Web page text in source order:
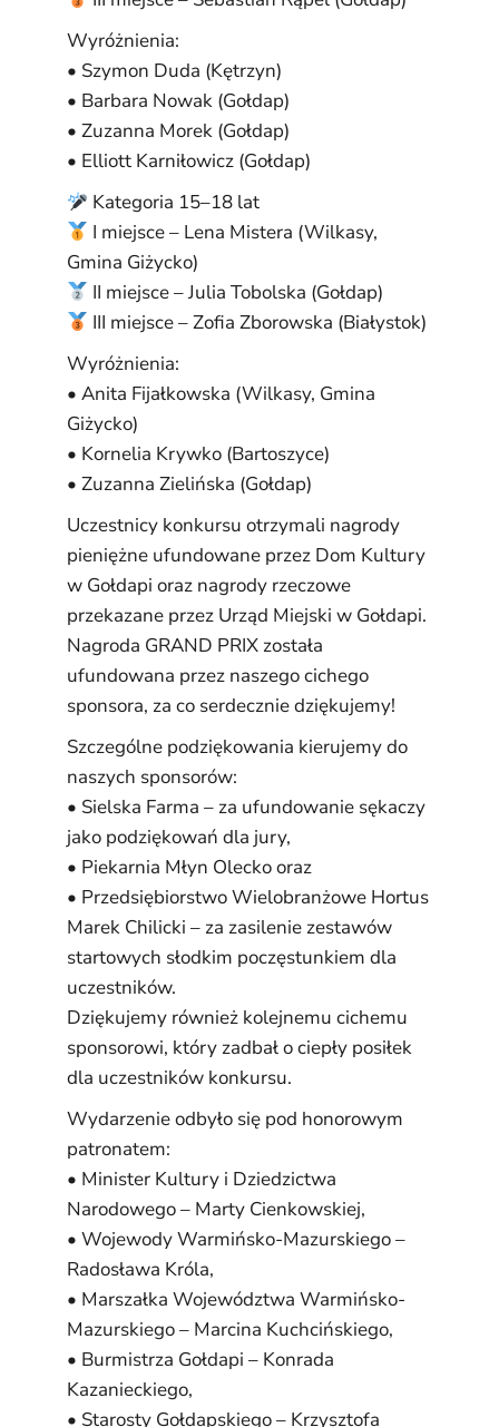
Wyróżnienia:
• Szymon Duda (Kętrzyn)
• Barbara Nowak (Gołdap)
• Zuzanna Morek (Gołdap)
• Elliott Karniłowicz (Gołdap)
Kategoria 15–18 lat
I miejsce – Lena Mistera (Wilkasy,
Gmina Giżycko)
II miejsce – Julia Tobolska (Gołdap)
III miejsce – Zofia Zborowska (Białystok)
Wyróżnienia:
• Anita Fijałkowska (Wilkasy, Gmina
Giżycko)
• Kornelia Krywko (Bartoszyce)
• Zuzanna Zielińska (Gołdap)
Uczestnicy konkursu otrzymali nagrody
pieniężne ufundowane przez Dom Kultury
w Gołdapi oraz nagrody rzeczowe
przekazane przez Urząd Miejski w Gołdapi.
Nagroda GRAND PRIX została
ufundowana przez naszego cichego
sponsora, za co serdecznie dziękujemy!
Szczególne podziękowania kierujemy do
naszych sponsorów:
• Sielska Farma – za ufundowanie sękaczy
jako podziękowań dla jury,
• Piekarnia Młyn Oleckooraz
• Przedsiębiorstwo Wielobranżowe Hortus
Marek Chilicki – za zasilenie zestawów
startowych słodkim poczęstunkiem dla
uczestników.
Dziękujemy również kolejnemu cichemu
sponsorowi, który zadbał o ciepły posiłek
dla uczestników konkursu.
Wydarzenie odbyło się pod honorowym
patronatem:
• Minister Kultury i Dziedzictwa
Narodowego – Marty Cienkowskiej,
• Wojewody Warmińsko-Mazurskiego –
Radosława Króla,
• Marszałka Województwa Warmińsko-
Mazurskiego – Marcina Kuchcińskiego,
• Burmistrza Gołdapi – Konrada
Kazanieckiego,
• Starosty Gołdapskiego – Krzysztofa